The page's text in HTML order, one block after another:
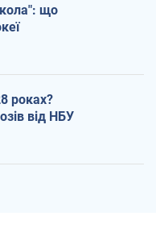
що
роках?
від НБУ